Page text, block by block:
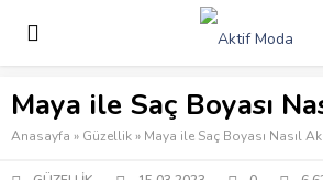
Maya ile Saç Boyası
Anasayfa » Güzellik» Maya ile Saç Boyası Nasıl